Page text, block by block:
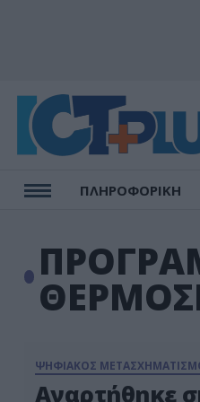
ΠΛΗΡΟΦΟΡΙΚΗ
ΨΗΦΙΑΚΟΣ
Αναρτήθηκε